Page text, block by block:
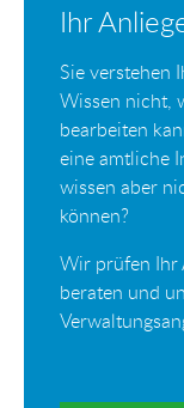
Ihr
Sie verstehen
Wissen nicht,
bearbeiten
eine amtliche
wissen aber
können?
Wir prüfen Ihr
beraten und